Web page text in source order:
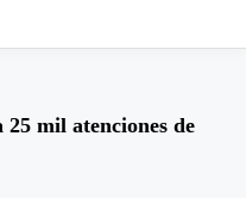
mil atenciones de